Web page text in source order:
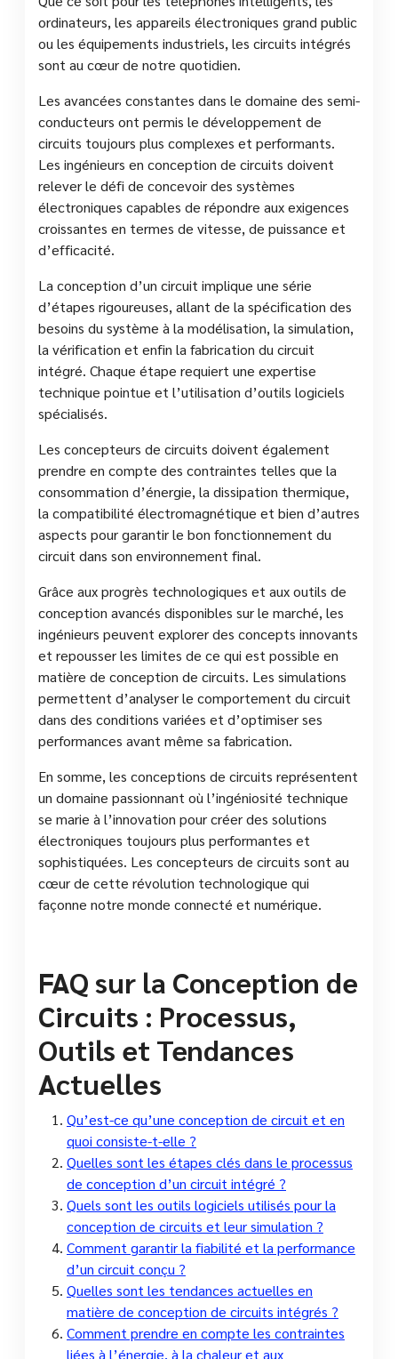
ordinateurs, les appareils électroniques grand public
ou les équipements industriels, les circuits intégrés
sont au cœur de notre quotidien.
Les avancées constantes dans le domaine des semi-
conducteurs ont permis le développement de
circuits toujours plus complexes et performants.
Les ingénieurs en conception de circuits doivent
relever le défi de concevoir des systèmes
électroniques capables de répondre aux exigences
croissantes en termes de vitesse, de puissance et
d’efficacité.
La conception d’un circuit implique une série
d’étapes rigoureuses, allant de la spécification des
besoins du système à la modélisation, la simulation,
la vérification et enfin la fabrication du circuit
intégré. Chaque étape requiert une expertise
technique pointue et l’utilisation d’outils logiciels
spécialisés.
Les concepteurs de circuits doivent également
prendre en compte des contraintes telles que la
consommation d’énergie, la dissipation thermique,
la compatibilité électromagnétique et bien d’autres
aspects pour garantir le bon fonctionnement du
circuit dans son environnement final.
Grâce aux progrès technologiques et aux outils de
conception avancés disponibles sur le marché, les
ingénieurs peuvent explorer des concepts innovants
et repousser les limites de ce qui est possible en
matière de conception de circuits. Les simulations
permettent d’analyser le comportement du circuit
dans des conditions variées et d’optimiser ses
performances avant même sa fabrication.
En somme, les conceptions de circuits représentent
un domaine passionnant où l’ingéniosité technique
se marie à l’innovation pour créer des solutions
électroniques toujours plus performantes et
sophistiquées. Les concepteurs de circuits sont au
cœur de cette révolution technologique qui
façonne notre monde connecté et numérique.
FAQ sur la Conception de
Circuits : Processus,
Outils et Tendances
Actuelles
Qu’est-ce qu’une conception de circuit et en
quoi consiste-t-elle ?
Quelles sont les étapes clés dans le processus
de conception d’un circuit intégré ?
Quels sont les outils logiciels utilisés pour la
conception de circuits et leur simulation ?
Comment garantir la fiabilité et la performance
d’un circuit conçu ?
Quelles sont les tendances actuelles en
matière de conception de circuits intégrés ?
Comment prendre en compte les contraintes
liées à l’énergie, à la chaleur et aux